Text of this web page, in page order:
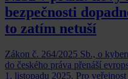
bezpečnosti
to zatím netuší
Zákon č. 264/2025 Sb., o
do českého práva přenáší
1. listopadu 2025. Pro